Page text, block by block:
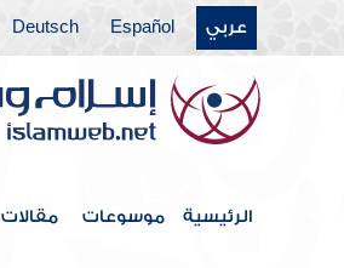
عربي Español
Deutsch
الرئيسية موسوعات مقالات